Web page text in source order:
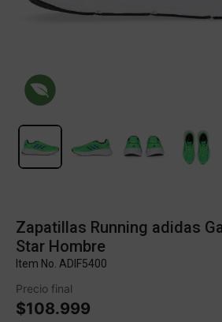
Zapatillas Running adidas
Star Hombre
Item No. ADIF5400
Precio final
$108.999